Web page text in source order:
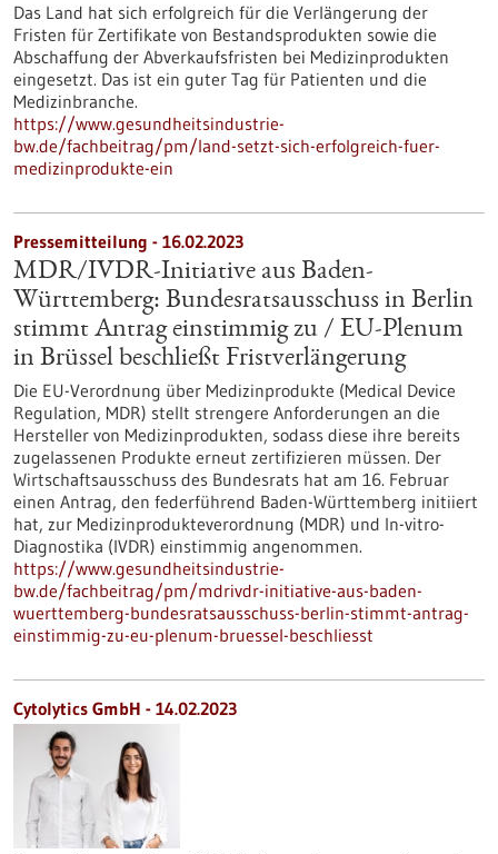
Das Land hat sich erfolgreich für die Verlängerung der
Fristen für Zertifikate von Bestandsprodukten sowie die
Abschaffung der Abverkaufsfristen bei Medizinprodukten
eingesetzt. Das ist ein guter Tag für Patienten und die
Medizinbranche.
https://www.gesundheitsindustrie-
bw.de/fachbeitrag/pm/land-setzt-sich-erfolgreich-fuer-
medizinprodukte-ein
Pressemitteilung - 16.02.2023
MDR/IVDR-Initiative aus Baden-
Württemberg: Bundesratsausschuss in Berlin
stimmt Antrag einstimmig zu / EU-Plenum
in Brüssel beschließt Fristverlängerung
Die EU-Verordnung über Medizinprodukte (Medical Device
Regulation, MDR) stellt strengere Anforderungen an die
Hersteller von Medizinprodukten, sodass diese ihre bereits
zugelassenen Produkte erneut zertifizieren müssen. Der
Wirtschaftsausschuss des Bundesrats hat am 16. Februar
einen Antrag, den federführend Baden-Württemberg initiiert
hat, zur Medizinprodukteverordnung (MDR) und In-vitro-
Diagnostika (IVDR) einstimmig angenommen.
https://www.gesundheitsindustrie-
bw.de/fachbeitrag/pm/mdrivdr-initiative-aus-baden-
wuerttemberg-bundesratsausschuss-berlin-stimmt-antrag-
einstimmig-zu-eu-plenum-bruessel-beschliesst
Cytolytics GmbH - 14.02.2023